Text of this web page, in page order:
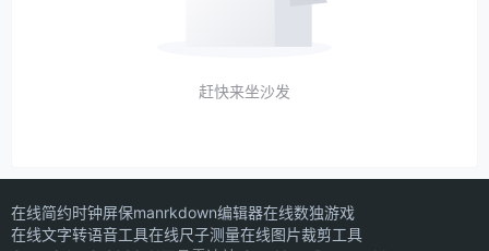
赶快来坐沙发
在线简约时钟屏保manrkdown编辑器在线数独游戏
在线文字转语音工具在线尺子测量在线图片裁剪工具